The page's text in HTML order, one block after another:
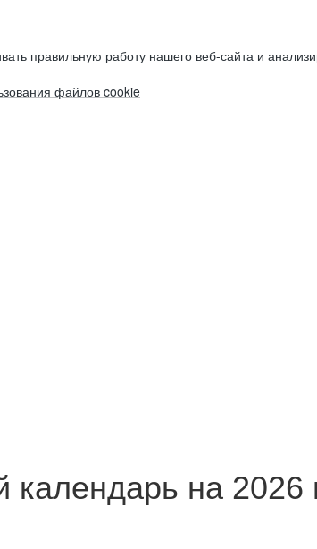
правильную работу нашего веб-сайта и
файлов cookie
календарь на 2026